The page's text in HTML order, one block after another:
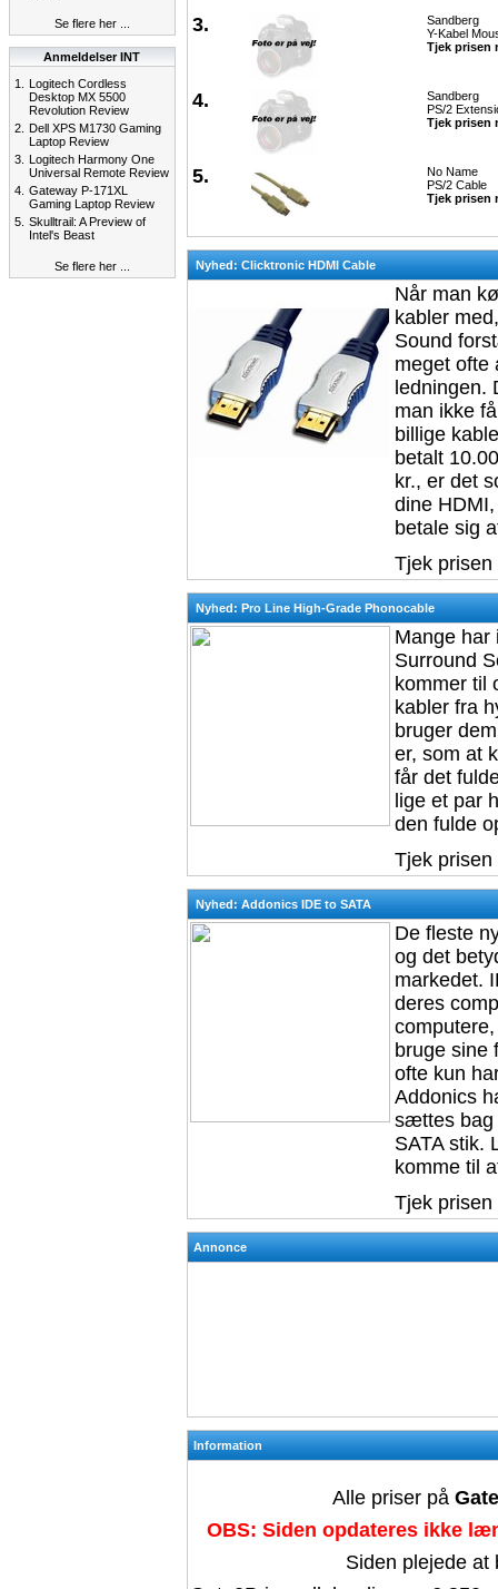
Se flere her ...
Anmeldelser INT
1.
Logitech Cordless
Desktop MX 5500
Revolution Review
2. Dell XPS M1730 Gaming
Laptop Review
3. Logitech Harmony One
Universal Remote Review
4. Gateway P-171XL
Gaming Laptop Review
5. Skulltrail: A Preview of
Intel's Beast
Se flere her ...
3.
Sandberg
Y-Kabel
Tjek prisen
4.
Sandberg
PS/2
Tjek prisen
5.
No Name
PS/2 Cable
Tjek prisen
Nyhed: Clicktronic HDMI Cable
Når man
kabler
Sound
meget ofte
ledningen.
man ikke
billige
betalt
kr., er det
dine
betale sig
Tjek
Nyhed: Pro Line High-Grade Phonocable
Mange har
Surround
kommer til
kabler fra
bruger
er, som at
får det
lige et par
den fulde
Tjek
Nyhed: Addonics IDE to SATA
De fleste
og det
markedet.
deres
bruge sine
ofte kun
Addonics
sættes bag
SATA stik.
komme til
Tjek
Annonce
Information
Alle priser på
OBS: Siden opdateres ikke
Siden plejede